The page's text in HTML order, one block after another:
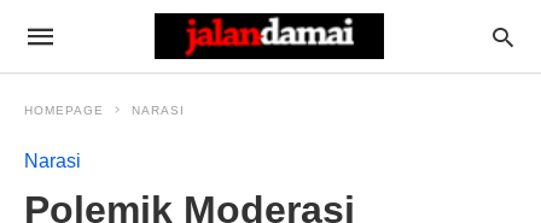
HOMEPAGE NARASI
Narasi
Polemik Moderasi